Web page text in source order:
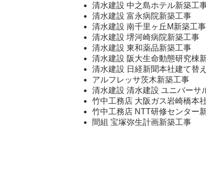
清水建設 中之島ホテル新築工
清水建設 富永病院新築工事
清水建設 南千里ヶ丘M新築工事
清水建設 堺河崎病院新築工事
清水建設 東和薬品新築工事
清水建設 阪大生命動態研究棟
清水建設 日経新聞本社建て替
アルフレッサ茨木新築工事
清水建設 清水建設 ユニバーサ
竹中工務店 大阪ガス岩崎橋本
竹中工務店 NTT研修センター
間組 宝塚弥生計画新築工事